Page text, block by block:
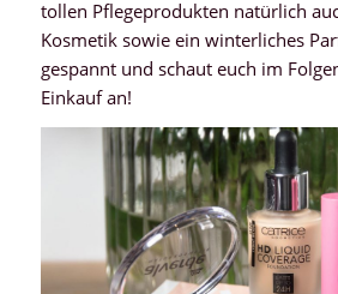
tollen Pflegeprodukten natürlich
Kosmetik sowie ein winterliches
gespannt und schaut euch im
Einkauf an!